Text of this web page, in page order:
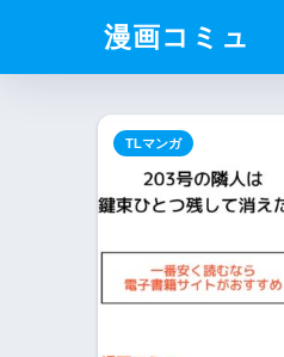
漫画コミュ
TLマンガ